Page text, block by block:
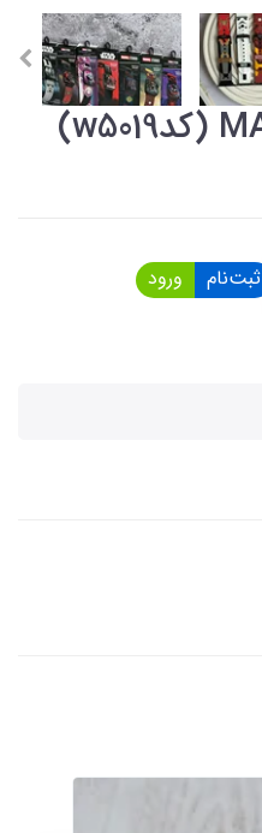
ثبت‌نام ورود